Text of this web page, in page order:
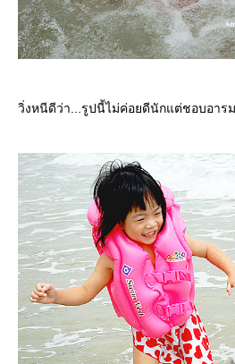
วิ่งหนีดีว่า...รูปนี้ไม่ค่อยดีนักแต่ชอบอาร